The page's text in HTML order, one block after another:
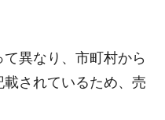
異なり、市町村から
されているため、売